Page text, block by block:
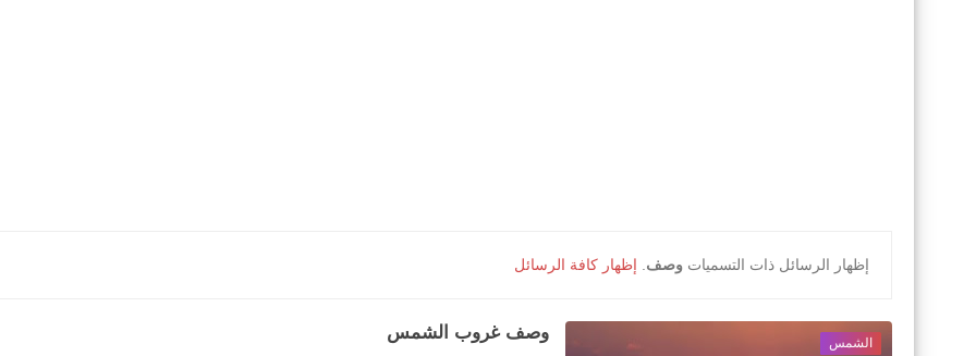
‏إظهار الرسائل ذات التسميات وصف إظهار كافة الرسائل
الشمس وصف غروب الشمس